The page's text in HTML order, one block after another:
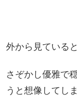
外から見ていると
さぞかし優雅で
うと想像してし